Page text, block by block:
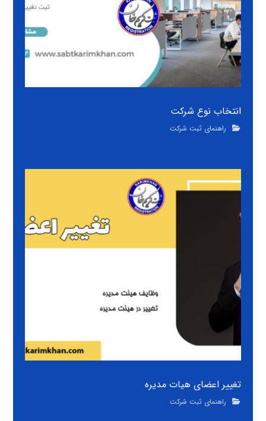
انتخاب نوع شرکت
راهنمای ثبت شرکت
تغییر اعضای هیات مدیره
راهنمای ثبت شرکت